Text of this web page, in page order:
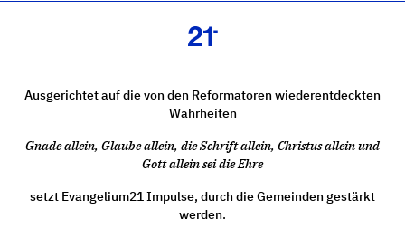
Ausgerichtet auf die von den Reformatoren wiederentdeckten
Wahrheiten
Gnade allein, Glaube allein, die Schrift allein, Christus allein und
Gott allein sei die Ehre
setzt Evangelium21 Impulse, durch die Gemeinden gestärkt
werden.